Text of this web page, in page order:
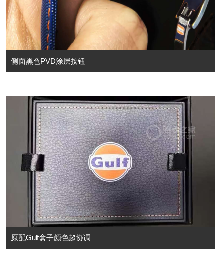
侧面黑色PVD涂层按钮
原配Gulf盒子颜色超协调